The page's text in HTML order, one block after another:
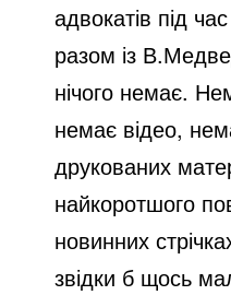
адвокатів під
разом із
нічого немає.
немає відео,
друкованих
найкоротшого
новинних
звідки б щось